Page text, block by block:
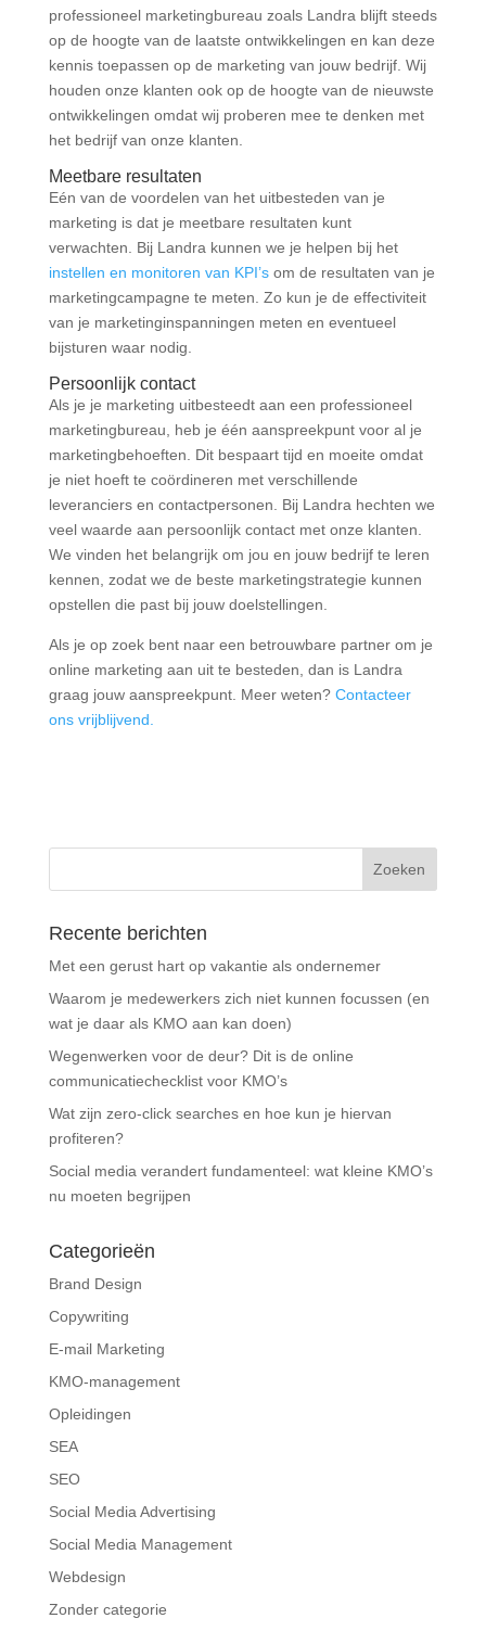
professioneel marketingbureau zoals Landra blijft steeds
op de hoogte van de laatste ontwikkelingen en kan deze
kennis toepassen op de marketing van jouw bedrijf. Wij
houden onze klanten ook op de hoogte van de nieuwste
ontwikkelingen omdat wij proberen mee te denken met
het bedrijf van onze klanten.
Meetbare resultaten
Eén van de voordelen van het uitbesteden van je
marketing is dat je meetbare resultaten kunt
verwachten. Bij Landra kunnen we je helpen bij het
instellen en monitoren van KPI’som de resultaten van je
marketingcampagne te meten. Zo kun je de effectiviteit
van je marketinginspanningen meten en eventueel
bijsturen waar nodig.
Persoonlijk contact
Als je je marketing uitbesteedt aan een professioneel
marketingbureau, heb je één aanspreekpunt voor al je
marketingbehoeften. Dit bespaart tijd en moeite omdat
je niet hoeft te coördineren met verschillende
leveranciers en contactpersonen. Bij Landra hechten we
veel waarde aan persoonlijk contact met onze klanten.
We vinden het belangrijk om jou en jouw bedrijf te leren
kennen, zodat we de beste marketingstrategie kunnen
opstellen die past bij jouw doelstellingen.
Als je op zoek bent naar een betrouwbare partner om je
online marketing aan uit te besteden, dan is Landra
graag jouw aanspreekpunt. Meer weten? Contacteer
ons vrijblijvend.
Recente berichten
Met een gerust hart op vakantie als ondernemer
Waarom je medewerkers zich niet kunnen focussen (en
wat je daar als KMO aan kan doen)
Wegenwerken voor de deur? Dit is de online
communicatiechecklist voor KMO’s
Wat zijn zero-click searches en hoe kun je hiervan
profiteren?
Social media verandert fundamenteel: wat kleine KMO’s
nu moeten begrijpen
Categorieën
Brand Design
Copywriting
E-mail Marketing
KMO-management
Opleidingen
SEA
SEO
Social Media Advertising
Social Media Management
Webdesign
Zonder categorie